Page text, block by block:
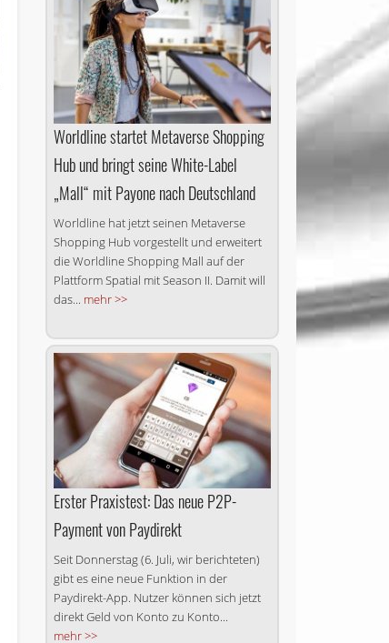
Worldline startet Metaverse Shopping
Hub und bringt seine White-Label
„Mall“ mit Payone nach Deutschland
Worldline hat jetzt seinen Metaverse
Shopping Hub vorgestellt und erweitert
die Worldline Shopping Mall auf der
Plattform Spatial mit Season II. Damit will
das... mehr >>
Erster Praxistest: Das neue P2P-
Payment von Paydirekt
Seit Donnerstag (6. Juli, wir berichteten)
gibt es eine neue Funktion in der
Paydirekt-App. Nutzer können sich jetzt
direkt Geld von Konto zu Konto...
mehr >>